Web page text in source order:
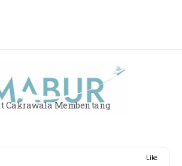
Cakrawala Membentang
Like